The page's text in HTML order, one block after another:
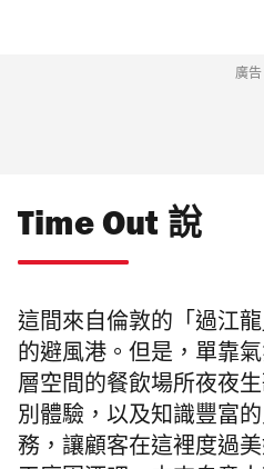
廣告
Time Out 說
這間來自倫敦的「過江
的避風港。但是，單靠
層空間的餐飲場所夜夜
別體驗，以及知識豐富
務，讓顧客在這裡度過美